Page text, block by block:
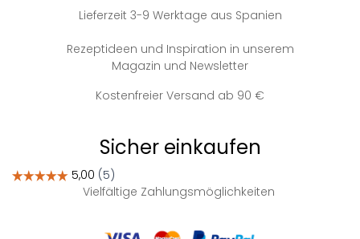
Lieferzeit 3-9 Werktage aus Spanien
Rezeptideen und Inspiration in unserem
Magazin und Newsletter
Kostenfreier Versand ab 90 €
Sicher einkaufen
Vielfältige Zahlungsmöglichkeiten